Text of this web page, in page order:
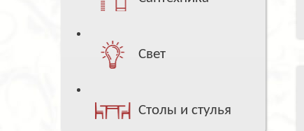
Свет
Столы и стулья